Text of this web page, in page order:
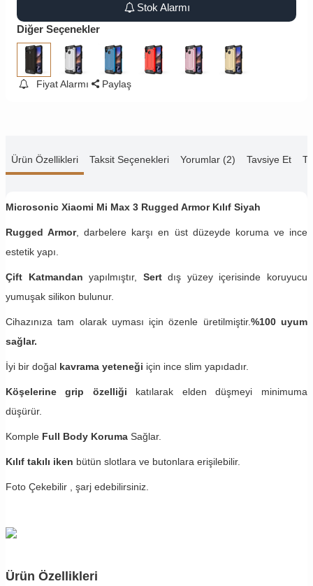
Stok Alarmı
Diğer Seçenekler
Fiyat Alarmı Paylaş
Ürün Özellikleri Taksit Seçenekleri Yorumlar (2) Tavsiye Et
Microsonic Xiaomi Mi Max 3 Rugged Armor Kılıf Siyah
Rugged Armor, darbelere karşı en üst düzeyde koruma ve ince
estetik yapı.
Çift Katmandan yapılmıştır, Sertdış yüzey içerisinde koruyucu
yumuşak silikon bulunur.
Cihazınıza tam olarak uyması için özenle üretilmiştir.%100 uyum
sağlar.
İyi bir doğal kavrama yeteneği için ince slim yapıdadır.
Köşelerine grip özelliği katılarak elden düşmeyi minimuma
düşürür.
Komple Full Body Koruma Sağlar.
Kılıf takılı iken bütün slotlara ve butonlara erişilebilir.
Foto Çekebilir , şarj edebilirsiniz.
Ürün Özellikleri